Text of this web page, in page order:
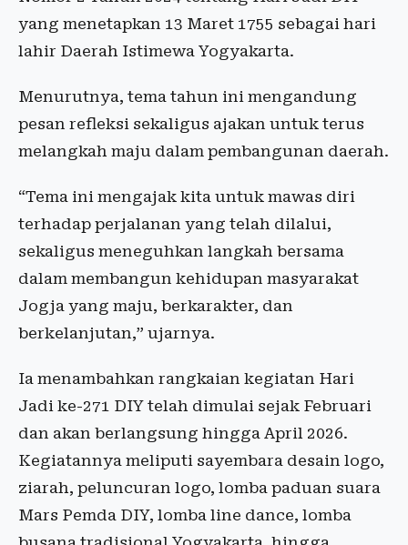
yang menetapkan 13 Maret 1755 sebagai hari
lahir Daerah Istimewa Yogyakarta.
Menurutnya, tema tahun ini mengandung
pesan refleksi sekaligus ajakan untuk terus
melangkah maju dalam pembangunan daerah.
“Tema ini mengajak kita untuk mawas diri
terhadap perjalanan yang telah dilalui,
sekaligus meneguhkan langkah bersama
dalam membangun kehidupan masyarakat
Jogja yang maju, berkarakter, dan
berkelanjutan,” ujarnya.
Ia menambahkan rangkaian kegiatan Hari
Jadi ke-271 DIY telah dimulai sejak Februari
dan akan berlangsung hingga April 2026.
Kegiatannya meliputi sayembara desain logo,
ziarah, peluncuran logo, lomba paduan suara
Mars Pemda DIY, lomba line dance, lomba